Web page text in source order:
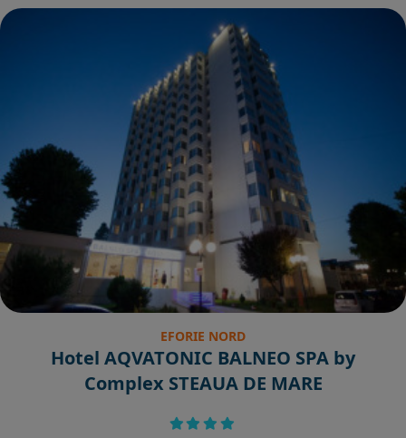
EFORIE NORD
Hotel AQVATONIC BALNEO SPA by
Complex STEAUA DE MARE